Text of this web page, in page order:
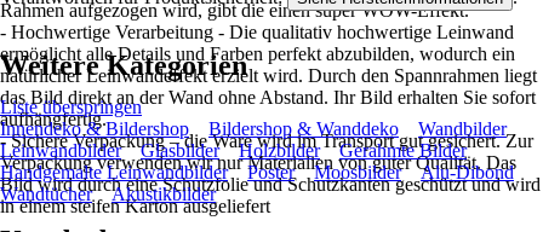
Rahmen aufgezogen wird, gibt die einen super WOW-Effekt.
- Hochwertige Verarbeitung - Die qualitativ hochwertige Leinwand
ermöglicht alle Details und Farben perfekt abzubilden, wodurch ein
natürlicher Leinwandeffekt erzielt wird. Durch den Spannrahmen liegt
das Bild direkt an der Wand ohne Abstand. Ihr Bild erhalten Sie sofort
aufhängfertig.
- Sichere Verpackung – die Ware wird im Transport gut gesichert. Zur
Verpackung verwenden wir nur Materialien von guter Qualität. Das
Bild wird durch eine Schutzfolie und Schutzkanten geschützt und wird
in einem steifen Karton ausgeliefert
Weitere Kategorien
Liste überspringen
Innendeko & Bildershop
Bildershop & Wanddeko
Wandbilder
Leinwandbilder
Glasbilder Holzbilder
Gerahmte Bilder
Handgemalte Leinwandbilder
Poster Moosbilder
Alu-Dibond
Wandtücher
Akustikbilder